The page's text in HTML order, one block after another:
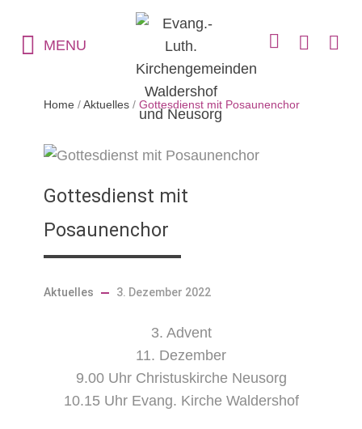
MENU
Home / Aktuelles /Gottesdienst mit Posaunenchor
Gottesdienst mit
Posaunenchor
Aktuelles 3. Dezember 2022
3. Advent
11. Dezember
9.00 Uhr Christuskirche Neusorg
10.15 Uhr Evang. Kirche Waldershof